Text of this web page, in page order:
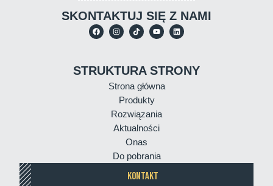
SKONTAKTUJ SIĘ Z NAMI
STRUKTURA STRONY
Strona główna
Produkty
Rozwiązania
Aktualności
Onas
Do pobrania
KONTAKT